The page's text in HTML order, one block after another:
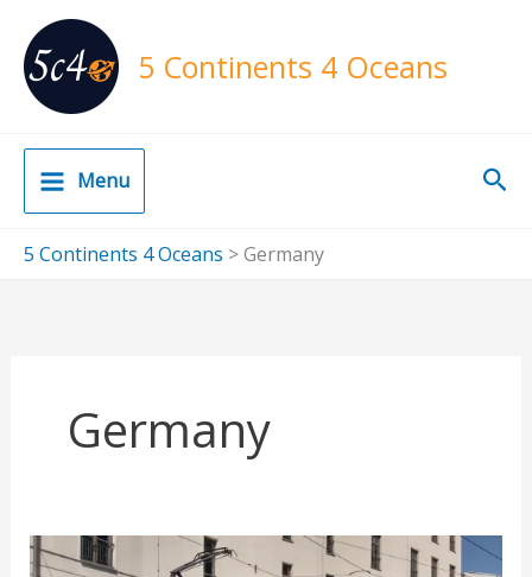
content
5 Continents 4 Oceans
Menu
5 Continents 4 Oceans >Germany
Germany